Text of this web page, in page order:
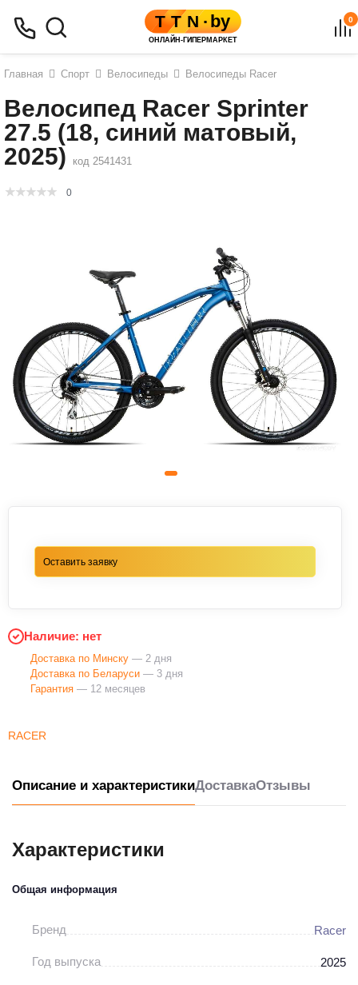
0
Главная Спорт Велосипеды Велосипеды Racer
Велосипед Racer Sprinter
27.5 (18, синий матовый,
2025)
код 2541431
0
RACER
Оставить заявку
Наличие: нет
Доставка по Минску — 2 дня
Доставка по Беларуси — 3 дня
Гарантия — 12 месяцев
Описание и характеристикиДоставкаОтзывы
Характеристики
Общая информация
Бренд Racer
Год выпуска 2025